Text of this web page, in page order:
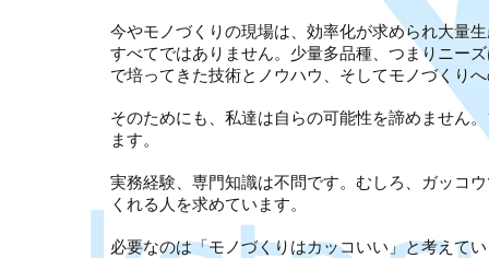
今やモノづくりの現場は、効率化が求められ大量
すべてではありません。少量多品種、つまりニー
で培ってきた技術とノウハウ、そしてモノづくり
そのためにも、私達は自らの可能性を諦めません
ます。
実務経験、専門知識は不問です。むしろ、ガッコ
くれる人を求めています。
必要なのは「モノづくりはカッコいい」と考えて